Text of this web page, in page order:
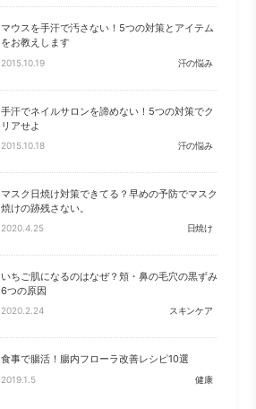
マウスを手汗で汚さない！5つの対策とアイテム
をお教えします
2015.10.19 汗の悩み
手汗でネイルサロンを諦めない！5つの対策でク
リアせよ
2015.10.18 汗の悩み
マスク日焼け対策できてる？早めの予防でマスク
焼けの跡残さない。
2020.4.25 日焼け
いちご肌になるのはなぜ？頬・鼻の毛穴の黒ずみ
6つの原因
2020.2.24 スキンケア
食事で腸活！腸内フローラ改善レシピ10選
2019.1.5 健康